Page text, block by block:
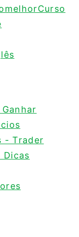
- Trader
Dicas